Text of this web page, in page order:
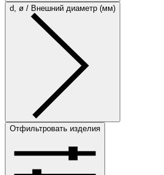
d, ø / Внешний диаметр (мм)
Отфильтровать изделия